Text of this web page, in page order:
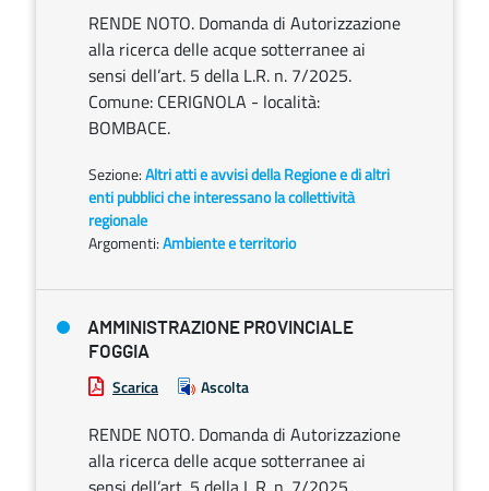
RENDE NOTO. Domanda di Autorizzazione
alla ricerca delle acque sotterranee ai
sensi dell’art. 5 della L.R. n. 7/2025.
Comune: CERIGNOLA - località:
BOMBACE.
Sezione:Altri atti e avvisi della Regione e di altri
enti pubblici che interessano la collettività
regionale
Argomenti:Ambiente e territorio
AMMINISTRAZIONE PROVINCIALE
FOGGIA
Scarica Ascolta
RENDE NOTO. Domanda di Autorizzazione
alla ricerca delle acque sotterranee ai